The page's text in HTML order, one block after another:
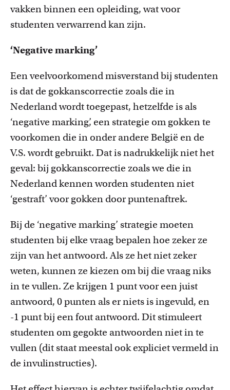
vakken binnen een opleiding, wat voor
studenten verwarrend kan zijn.
‘Negative marking’
Een veelvoorkomend misverstand bij studenten
is dat de gokkanscorrectie zoals die in
Nederland wordt toegepast, hetzelfde is als
‘negative marking’, een strategie om gokken te
voorkomen die in onder andere België en de
V.S. wordt gebruikt. Dat is nadrukkelijk niet het
geval: bij gokkanscorrectie zoals we die in
Nederland kennen worden studenten niet
‘gestraft’ voor gokken door puntenaftrek.
Bij de ‘negative marking’ strategie moeten
studenten bij elke vraag bepalen hoe zeker ze
zijn van het antwoord. Als ze het niet zeker
weten, kunnen ze kiezen om bij die vraag niks
in te vullen. Ze krijgen 1 punt voor een juist
antwoord, 0 punten als er niets is ingevuld, en
-1 punt bij een fout antwoord. Dit stimuleert
studenten om gegokte antwoorden niet in te
vullen (dit staat meestal ook expliciet vermeld in
de invulinstructies).